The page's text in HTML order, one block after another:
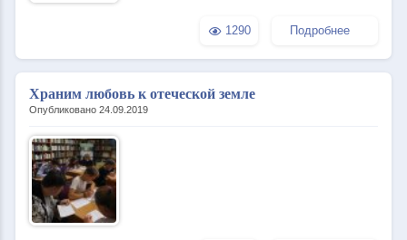
1290 Подробнее
Храним любовь к отеческой земле
Опубликовано 24.09.2019